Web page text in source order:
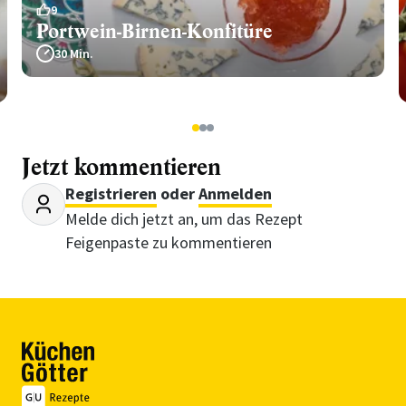
9
Portwein-Birnen-Konfitüre
30 Min.
123
Jetzt kommentieren
Registrieren oderAnmelden
Melde dich jetzt an, um das Rezept
Feigenpaste zu kommentieren